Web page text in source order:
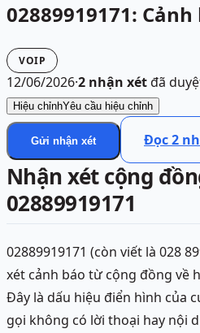
02889919171:
VOIP
12/06/2026·2 nhận xétđã
Hiệu chỉnhYêu cầu hiệu chỉnh
Gửi nhận xét Đọc2
Nhận xét cộng
02889919171
02889919171 (còn viết là 028
xét cảnh báo từ cộng đồng về
Đây là dấu hiệu điển hình của
gọi không có lời thoại hay nội